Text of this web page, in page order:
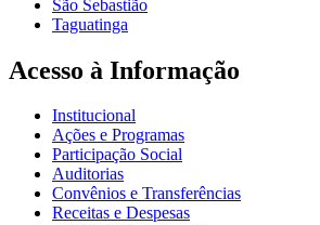
São Sebastião
Taguatinga
Acesso à Informação
Institucional
Ações e Programas
Participação Social
Auditorias
Convênios e Transferências
Receitas e Despesas